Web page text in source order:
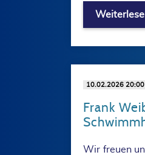
10.02.2026 20:00
Frank
Wir freuen